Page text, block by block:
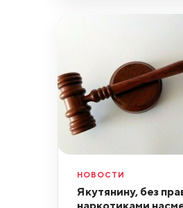
НОВОСТИ
Якутянину, без